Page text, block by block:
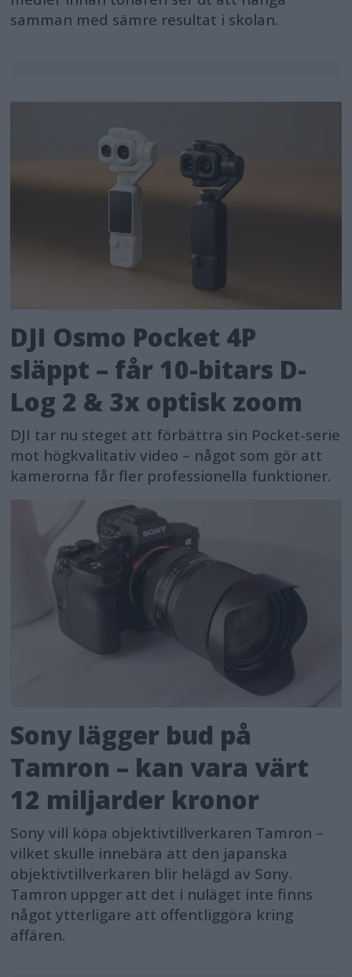
samman med sämre resultat i skolan.
DJI Osmo Pocket 4P
släppt – får 10-bitars D-
Log 2 & 3x optisk zoom
DJI tar nu steget att förbättra sin Pocket-serie
mot högkvalitativ video – något som gör att
kamerorna får fler professionella funktioner.
Sony lägger bud på
Tamron – kan vara värt
12 miljarder kronor
Sony vill köpa objektivtillverkaren Tamron –
vilket skulle innebära att den japanska
objektivtillverkaren blir helägd av Sony.
Tamron uppger att det i nuläget inte finns
något ytterligare att offentliggöra kring
affären.